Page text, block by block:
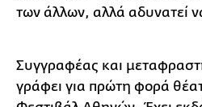
των άλλων, αλλά αδυνατεί
Συγγραφέας και
γράφει για πρώτη φορά